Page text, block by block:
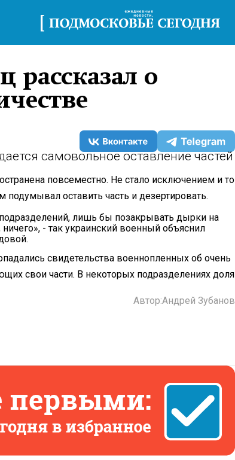
рассказал о
самовольное оставление частей
повсеместно. Не стало исключением и то
подумывал оставить часть и дезертировать.
лишь бы позакрывать дырки на
- так украинский военный объяснил
свидетельства военнопленных об очень
свои части. В некоторых подразделениях доля
Автор:Андрей Зубанов